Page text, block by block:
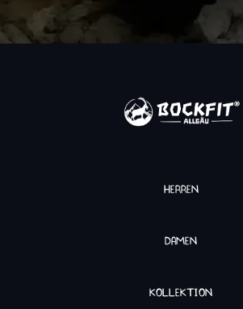
HERREN
DAMEN
KOLLEKTION